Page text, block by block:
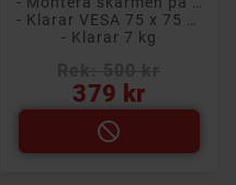
- Klarar 7 kg
379 kr
